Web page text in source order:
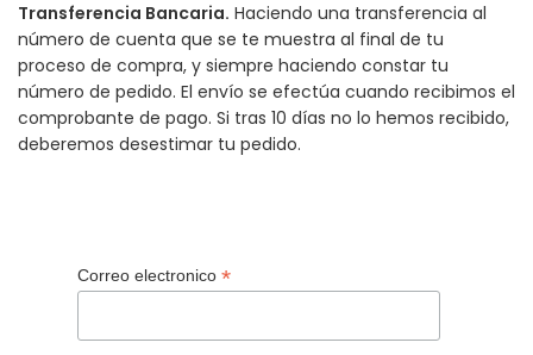
Transferencia Bancaria. Haciendo una transferencia al
número de cuenta que se te muestra al final de tu
proceso de compra, y siempre haciendo constar tu
número de pedido. El envío se efectúa cuando recibimos el
comprobante de pago. Si tras 10 días no lo hemos recibido,
deberemos desestimar tu pedido.
Correo electronico *